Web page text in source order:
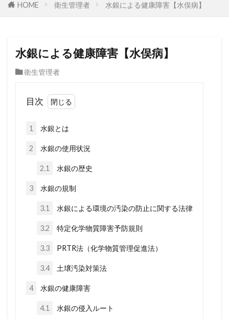
HOME 衛生管理者 水銀による健康障害【水俣病】
水銀による健康障害【水俣病】
衛生管理者
目次
1 水銀とは
2 水銀の使用状況
2.1 水銀の歴史
3 水銀の規制
3.1 水銀による環境の汚染の防止に関する法律
3.2 特定化学物質障害予防規則
3.3 PRTR法（化学物質管理促進法）
3.4 土壌汚染対策法
4 水銀の健康障害
4.1 水銀の侵入ルート